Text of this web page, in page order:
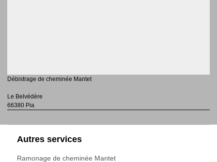
Débistrage de cheminée Mantet
Le Belvédère
66380 Pia
Autres services
Ramonage de cheminée Mantet